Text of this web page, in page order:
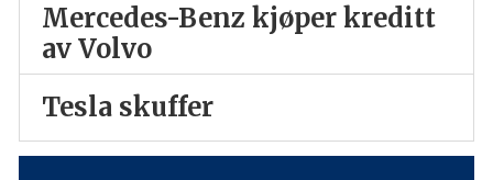
Mercedes-Benz kjøper kreditt
av Volvo
Tesla skuffer